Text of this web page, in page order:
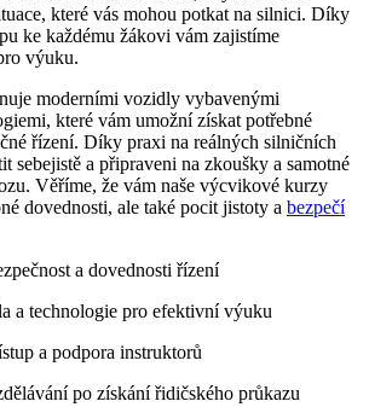
které ‌vás mohou potkat na silnici. Díky
ke každému žákovi vám zajistíme
výuku.
moderními vozidly vybavenými
které ⁣vám ‌umožní získat⁢ potřebné
‌řízení.⁣ Díky praxi na reálných silničních
sebejistě a připraveni⁢ na⁢ zkoušky a samotné⁤
Věříme, ‌že vám ⁤naše ​výcvikové kurzy‌
dovednosti, ale také pocit jistoty a bezpečí
a dovednosti ⁢řízení
a technologie pro efektivní výuku
a podpora instruktorů